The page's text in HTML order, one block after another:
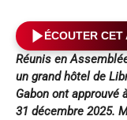
ÉCOUTER CET
Réunis en
un grand hôtel de
Gabon ont approuvé
31 décembre 2025.